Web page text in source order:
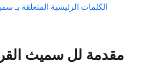
الكلمات الرئيسية المتعلقة بـ
مقدمة لل سميث